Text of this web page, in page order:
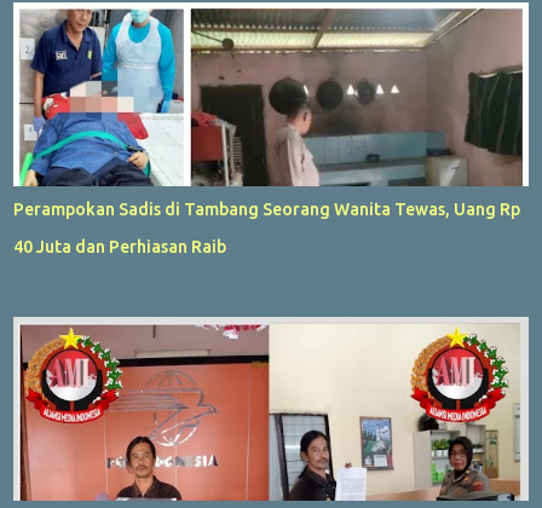
Perampokan Sadis di Tambang Seorang Wanita Tewas, Uang Rp
40 Juta dan Perhiasan Raib